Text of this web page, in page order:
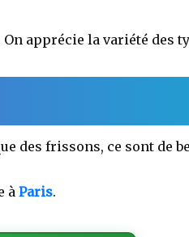
apprécie la variété des
des frissons, ce sont de
à Paris.